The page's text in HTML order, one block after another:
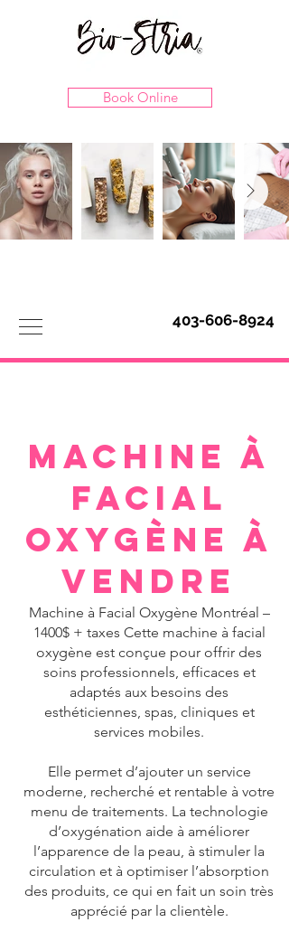
Book Online
403-606-8924
Machine à
Facial
Oxygène à
Vendre
Machine à Facial Oxygène Montréal –
1400$ + taxes Cette machine à facial
oxygène est conçue pour offrir des
soins professionnels, efficaces et
adaptés aux besoins des
esthéticiennes, spas, cliniques et
services mobiles.
Elle permet d’ajouter un service
moderne, recherché et rentable à votre
menu de traitements. La technologie
d’oxygénation aide à améliorer
l’apparence de la peau, à stimuler la
circulation et à optimiser l’absorption
des produits, ce qui en fait un soin très
apprécié par la clientèle.